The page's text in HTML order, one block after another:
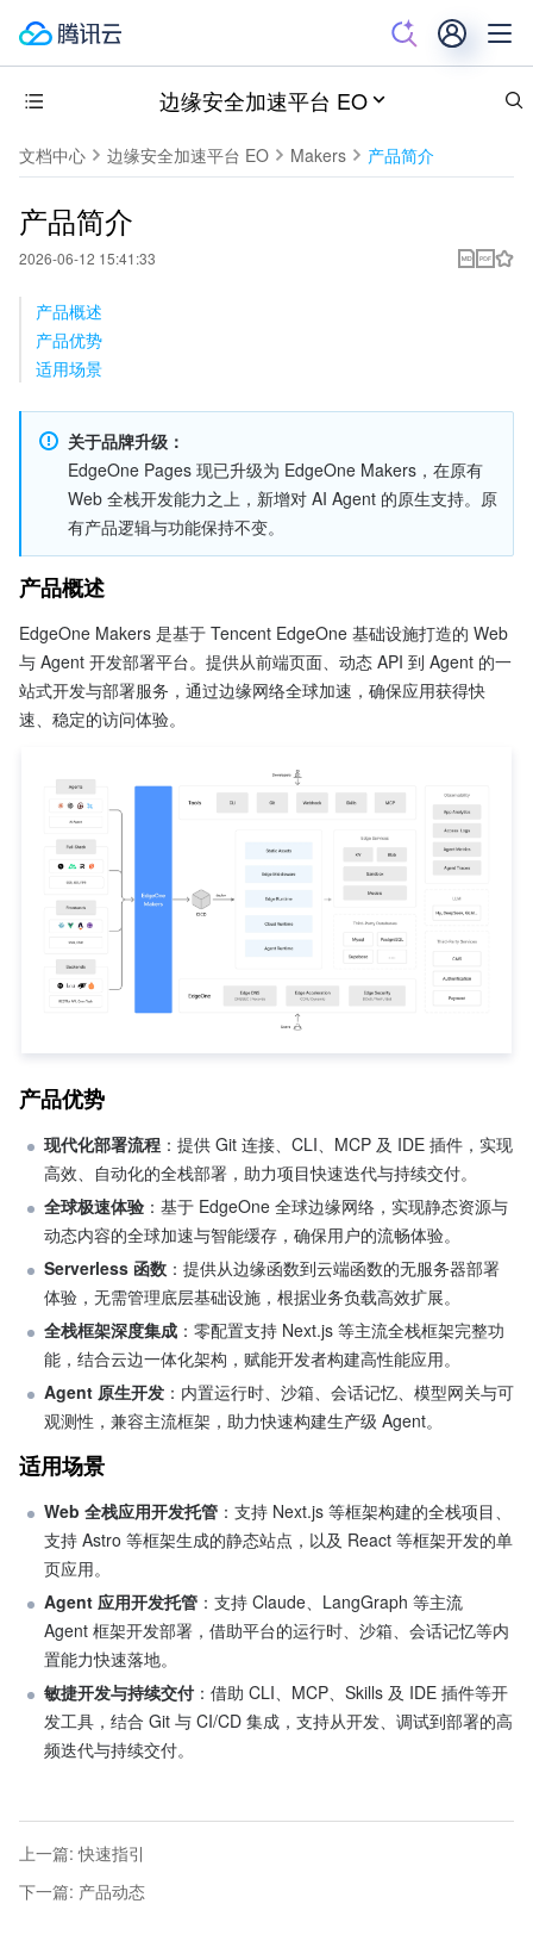
边缘安全加速平台 EO
文档中心 边缘安全加速平台 EO Makers 产品简介
产品简介
2026-06-12 15:41:33
产品概述
产品优势
适用场景
关于品牌升级 ：
EdgeOne Pages 现已升级为 EdgeOne Makers，在原有
Web 全栈开发能力之上，新增对 AI Agent 的原生支持。原
有产品逻辑与功能保持不变。
产品概述
EdgeOne Makers 是基于 Tencent EdgeOne 基础设施打造的 Web
与 Agent 开发部署平台。提供从前端页面、动态 API 到 Agent 的一
站式开发与部署服务，通过边缘网络全球加速，确保应用获得快
速、稳定的访问体验。
产品优势
现代化部署流程 ：提供 Git 连接、CLI、MCP 及 IDE 插件，实现
高效、自动化的全栈部署，助力项目快速迭代与持续交付。
全球极速体验 ：基于 EdgeOne 全球边缘网络，实现静态资源与
动态内容的全球加速与智能缓存，确保用户的流畅体验。
Serverless 函数 ：提供从边缘函数到云端函数的无服务器部署
体验，无需管理底层基础设施，根据业务负载高效扩展。
全栈框架深度集成 ：零配置支持 Next.js 等主流全栈框架完整功
能，结合云边一体化架构，赋能开发者构建高性能应用。
Agent 原生开发 ：内置运行时、沙箱、会话记忆、模型网关与可
观测性，兼容主流框架，助力快速构建生产级 Agent。
适用场景
Web 全栈应用开发托管 ：支持 Next.js 等框架构建的全栈项目、
支持 Astro 等框架生成的静态站点，以及 React 等框架开发的单
页应用。
Agent 应用开发托管 ：支持 Claude、LangGraph 等主流
Agent 框架开发部署，借助平台的运行时、沙箱、会话记忆等内
置能力快速落地。
敏捷开发与持续交付 ：借助 CLI、MCP、Skills 及 IDE 插件等开
发工具，结合 Git 与 CI/CD 集成，支持从开发、调试到部署的高
频迭代与持续交付。
上一篇:快速指引
下一篇: 产品动态